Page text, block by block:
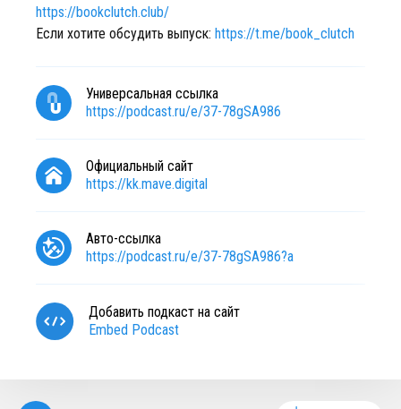
https://bookclutch.club/
Если хотите обсудить выпуск: https://t.me/book_clutch
Универсальная ссылка
https://podcast.ru/e/37-78gSA986
Официальный сайт
https://kk.mave.digital
Авто-ссылка
https://podcast.ru/e/37-78gSA986?a
Добавить подкаст на сайт
Embed Podcast